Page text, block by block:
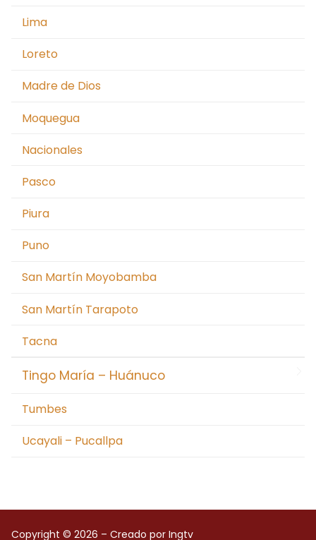
Lima
Loreto
Madre de Dios
Moquegua
Nacionales
Pasco
Piura
Puno
San Martín Moyobamba
San Martín Tarapoto
Tacna
Tingo María – Huánuco
Tumbes
Ucayali – Pucallpa
Copyright © 2026 – Creado por Ingtv